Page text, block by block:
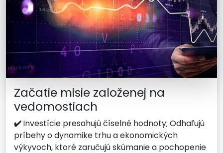
Začatie misie založenej na
vedomostiach
✔️Investície presahujú číselné hodnoty; Odhaľujú
príbehy o dynamike trhu a ekonomických
výkyvoch, ktoré zaručujú skúmanie a pochopenie